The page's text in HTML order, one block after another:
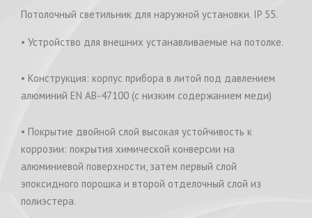
Потолочный светильник для наружной установки. IP 55.
• Устройство для внешних устанавливаемые на потолке.
• Конструкция: корпус прибора в литой под давлением
алюминий EN AB-47100 (с низким содержанием меди)
• Покрытие двойной слой высокая устойчивость к
коррозии: покрытия химической конверсии на
алюминиевой поверхности, затем первый слой
эпоксидного порошка и второй отделочный слой из
полиэстера.